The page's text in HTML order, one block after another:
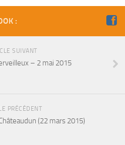
:
SUIVANT
– 2 mai 2015
PRÉCÉDENT
(22 mars 2015)